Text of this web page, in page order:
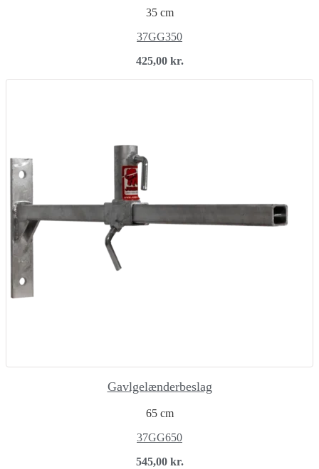
35 cm
37GG350
425,00 kr.
Gavlgelænderbeslag
65 cm
37GG650
545,00 kr.